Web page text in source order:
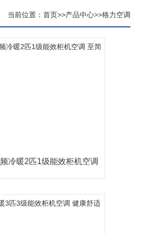
当前位置： 首页>>产品中心>>格力空调
冷暖2匹1级能效柜机空调